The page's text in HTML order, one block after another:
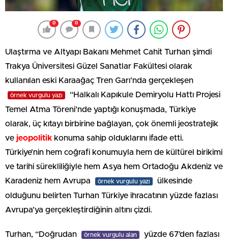
0 0
Ulaştırma ve Altyapı Bakanı Mehmet Cahit Turhan şimdi
Trakya Üniversitesi Güzel Sanatlar Fakültesi olarak
kullanılan eski Karaağaç Tren Garı’nda gerçekleşen
örnek vurgulu yazı
“Halkalı Kapıkule Demiryolu Hattı Projesi
Temel Atma Töreni’nde yaptığı konuşmada, Türkiye
olarak, üç kıtayı birbirine bağlayan, çok önemli jeostratejik
ve jeopolitik konuma sahip olduklarını ifade etti.
Türkiye’nin hem coğrafi konumuyla hem de kültürel birikimi
ve tarihi sürekliliğiyle hem Asya hem Ortadoğu Akdeniz ve
Karadeniz hem Avrupa
örnek vurgulu yazı
ülkesinde
olduğunu belirten Turhan Türkiye ihracatının yüzde fazlası
Avrupa’ya gerçekleştirdiğinin altını çizdi.
Turhan, “Doğrudan örnek vurgulu alan
yüzde 67’den fazlası